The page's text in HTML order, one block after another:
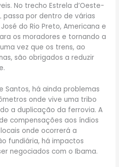
No trecho Estrela d’Oeste-
passa por dentro de várias
do Rio Preto, Americana e
os moradores e tornando a
vez que os trens, ao
são obrigados a reduzir
Santos, há ainda problemas
onde vive uma tribo
a duplicação da ferrovia. A
compensações aos índios
onde ocorrerá a
fundiária, há impactos
negociados com o Ibama.